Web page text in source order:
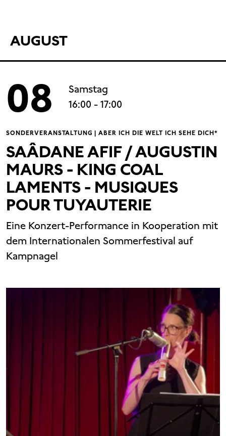
AUGUST
08
Samstag
16:00 - 17:00
SONDERVERANSTALTUNG | ABER ICH DIE WELT ICH SEHE DICH*
SAÂDANE AFIF / AUGUSTIN
MAURS - KING COAL
LAMENTS - MUSIQUES
POUR TUYAUTERIE
Eine Konzert-Performance in Kooperation mit
dem Internationalen Sommerfestival auf
Kampnagel